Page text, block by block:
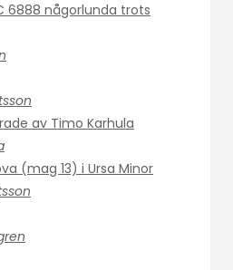
6888 någorlunda trots
av Timo Karhula
(mag 13) i Ursa Minor